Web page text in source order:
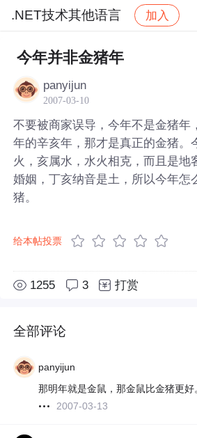
.NET技术其他语言 加入
社区 .NET技术其他语言
今年并非金猪年
panyijun
2007-03-10
不要被商家误导，今年不是金猪年
年的辛亥年，那才是真正的金猪。
火，亥属水，水火相克，而且是地
婚姻，丁亥纳音是土，所以今年怎
猪。
给本帖投票
1255 3 打赏
全部评论
panyijun
那明年就是金鼠，那金鼠比金猪更好
2007-03-13